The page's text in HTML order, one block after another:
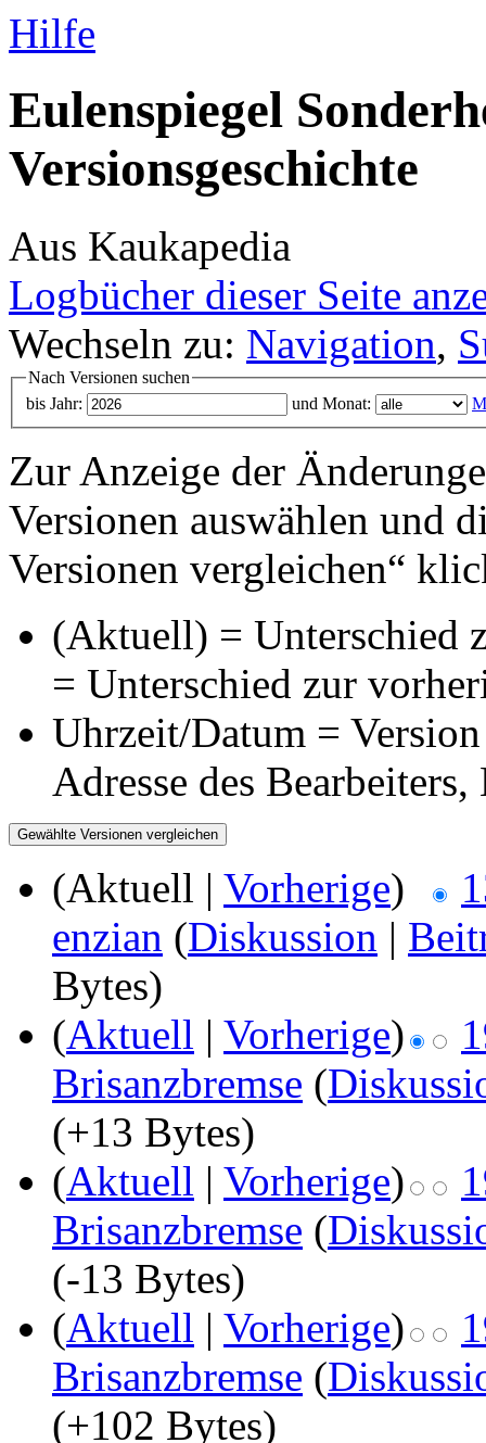
Hilfe
Eulenspiegel
Versionsgeschichte
Aus Kaukapedia
Logbücher dieser Seite
Wechseln zu: Navigation,
Nach Versionen suchen
bis Jahr:
und Monat:
Zur Anzeige der
Versionen auswählen und
Versionen vergleichen“
(Aktuell) = Unterschied
= Unterschied zur
Uhrzeit/Datum =
Adresse des
(Aktuell | Vorherige)
enzian (Diskussion |
Bytes)
(Aktuell | Vorherige)
Brisanzbremse (
(+13 Bytes)
(Aktuell | Vorherige)
Brisanzbremse (
(-13 Bytes)
(Aktuell | Vorherige)
Brisanzbremse (
(+102 Bytes)